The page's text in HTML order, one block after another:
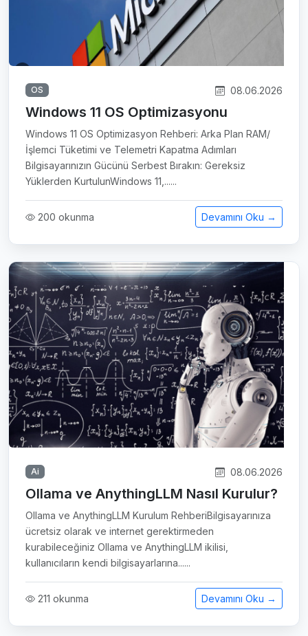
OS 08.06.2026
Windows 11 OS Optimizasyonu
Windows 11 OS Optimizasyon Rehberi: Arka Plan RAM/
İşlemci Tüketimi ve Telemetri Kapatma Adımları
Bilgisayarınızın Gücünü Serbest Bırakın: Gereksiz
Yüklerden KurtulunWindows 11,......
200 okunma Devamını Oku →
Ai 08.06.2026
Ollama ve AnythingLLM Nasıl Kurulur?
Ollama ve AnythingLLM Kurulum RehberiBilgisayarınıza
ücretsiz olarak ve internet gerektirmeden
kurabileceğiniz Ollama ve AnythingLLM ikilisi,
kullanıcıların kendi bilgisayarlarına......
211 okunma Devamını Oku →